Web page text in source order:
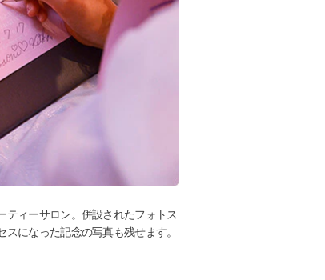
ィーサロン。併設されたフォトス
になった記念の写真も残せます。